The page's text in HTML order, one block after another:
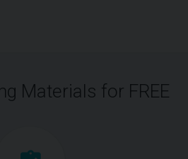
Materials for FREE